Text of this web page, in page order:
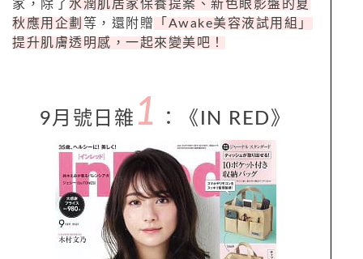
家，除了 水潤肌居家保養提案、新色眼影盤的夏
秋應用企劃 等，還附贈
「Awake美容液試用組」
提升肌膚透明感，一起來變美吧！
9月號日雜 1 ：《 IN RED 》